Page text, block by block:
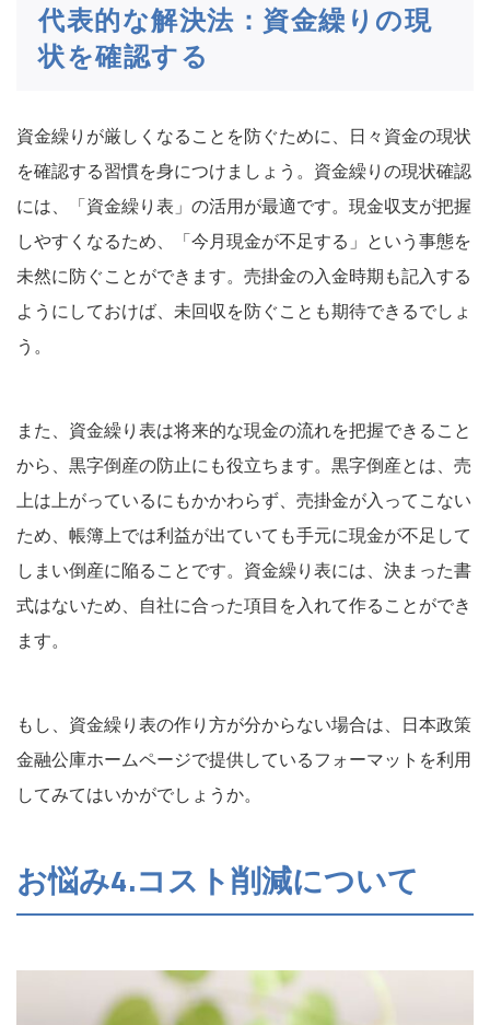
代表的な解決法：資金繰りの現
状を確認する
資金繰りが厳しくなることを防ぐために、日々資金の現状
を確認する習慣を身につけましょう。資金繰りの現状確認
には、「資金繰り表」の活用が最適です。現金収支が把握
しやすくなるため、「今月現金が不足する」という事態を
未然に防ぐことができます。売掛金の入金時期も記入する
ようにしておけば、未回収を防ぐことも期待できるでしょ
う。
また、資金繰り表は将来的な現金の流れを把握できること
から、黒字倒産の防止にも役立ちます。黒字倒産とは、売
上は上がっているにもかかわらず、売掛金が入ってこない
ため、帳簿上では利益が出ていても手元に現金が不足して
しまい倒産に陥ることです。資金繰り表には、決まった書
式はないため、自社に合った項目を入れて作ることができ
ます。
もし、資金繰り表の作り方が分からない場合は、日本政策
金融公庫ホームページで提供しているフォーマットを利用
してみてはいかがでしょうか。
お悩み4.コスト削減について